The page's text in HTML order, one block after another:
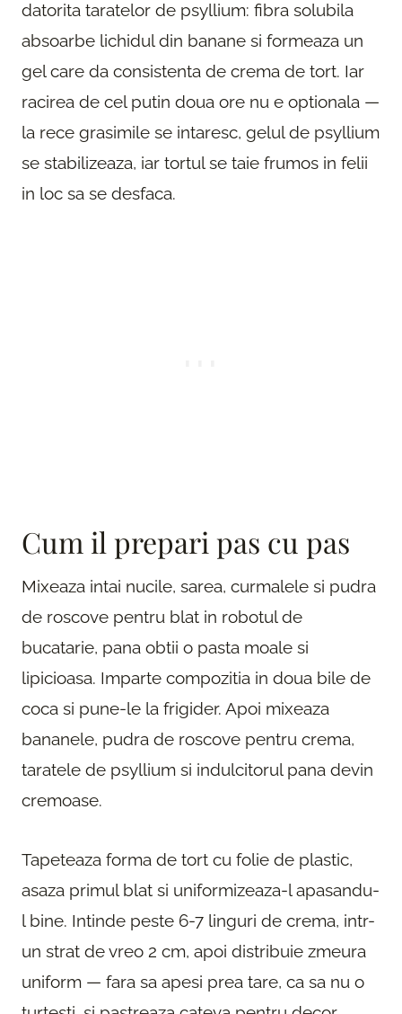
datorita taratelor de psyllium: fibra solubila
absoarbe lichidul din banane si formeaza un
gel care da consistenta de crema de tort. Iar
racirea de cel putin doua ore nu e optionala —
la rece grasimile se intaresc, gelul de psyllium
se stabilizeaza, iar tortul se taie frumos in felii
in loc sa se desfaca.
Cum il prepari pas cu pas
Mixeaza intai nucile, sarea, curmalele si pudra
de roscove pentru blat in robotul de
bucatarie, pana obtii o pasta moale si
lipicioasa. Imparte compozitia in doua bile de
coca si pune-le la frigider. Apoi mixeaza
bananele, pudra de roscove pentru crema,
taratele de psyllium si indulcitorul pana devin
cremoase.
Tapeteaza forma de tort cu folie de plastic,
asaza primul blat si uniformizeaza-l apasandu-
l bine. Intinde peste 6-7 linguri de crema, intr-
un strat de vreo 2 cm, apoi distribuie zmeura
uniform — fara sa apesi prea tare, ca sa nu o